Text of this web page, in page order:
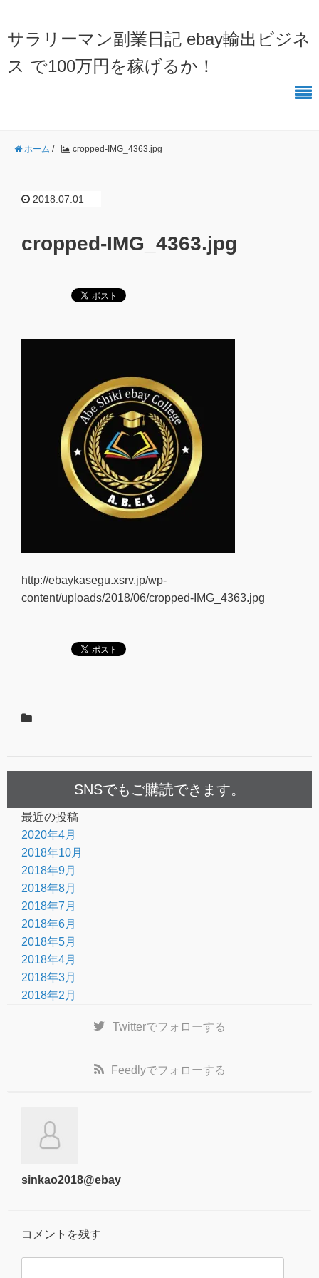
サラリーマン副業日記 ebay輸出ビジネ
ス で100万円を稼げるか！
ホーム / cropped-IMG_4363.jpg
2018.07.01
cropped-IMG_4363.jpg
http://ebaykasegu.xsrv.jp/wp-
content/uploads/2018/06/cropped-IMG_4363.jpg
SNSでもご購読できます。
最近の投稿
2020年4月
2018年10月
2018年9月
2018年8月
2018年7月
2018年6月
2018年5月
2018年4月
2018年3月
2018年2月
Twitterでフォローする
Feedlyでフォローする
sinkao2018@ebay
コメントを残す